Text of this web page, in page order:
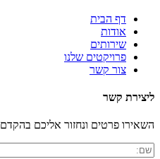
דף הבית
אודות
שירותים
פרויקטים שלנו
צור קשר
ליצירת קשר
השאירו פרטים ונחזור אליכם בהקדם